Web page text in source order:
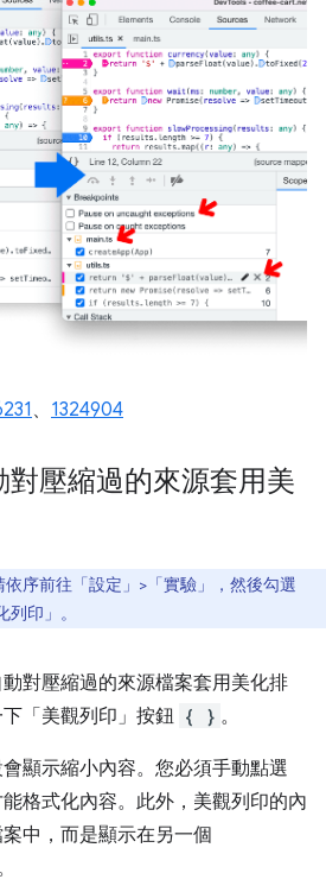
、 1324904
對壓縮過的來源套用美
序前往「設定」>「實驗」
，然後勾選
列印」 。
對壓縮過的來源檔案套用美化排
「美觀列印」 按鈕 { } 。
顯示縮小內容。您必須手動點選
能格式化內容。此外，美觀列印的內
中，而是顯示在另一個